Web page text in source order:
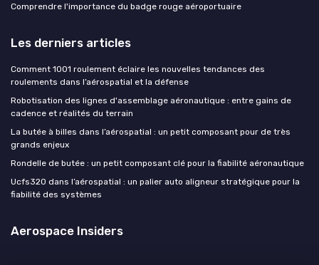
Comprendre l'importance du badge rouge aéroportuaire
Les derniers articles
Comment 1001 roulement éclaire les nouvelles tendances des
roulements dans l’aérospatial et la défense
Robotisation des lignes d'assemblage aéronautique : entre gains de
cadence et réalités du terrain
La butée à billes dans l’aérospatial : un petit composant pour de très
grands enjeux
Rondelle de butée : un petit composant clé pour la fiabilité aéronautique
Ucfs320 dans l’aérospatial : un palier auto aligneur stratégique pour la
fiabilité des systèmes
Aerospace Insiders